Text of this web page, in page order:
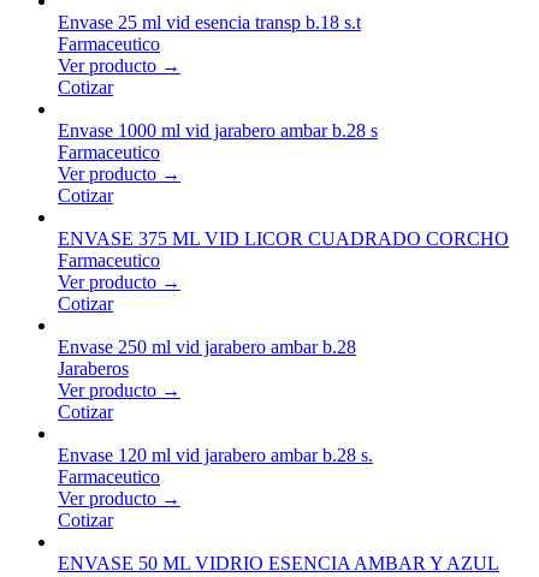
Envase 25 ml vid esencia transp b.18 s.t
Farmaceutico
Ver producto →
Cotizar
Envase 1000 ml vid jarabero ambar b.28 s
Farmaceutico
Ver producto →
Cotizar
ENVASE 375 ML VID LICOR CUADRADO CORCHO
Farmaceutico
Ver producto →
Cotizar
Envase 250 ml vid jarabero ambar b.28
Jaraberos
Ver producto →
Cotizar
Envase 120 ml vid jarabero ambar b.28 s.
Farmaceutico
Ver producto →
Cotizar
ENVASE 50 ML VIDRIO ESENCIA AMBAR Y AZUL